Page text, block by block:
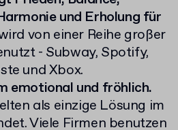
und Erholung für
von einer Reihe großer
- Subway, Spotify,
und Xbox.
emotional und fröhlich.
als einzige Lösung im
Viele Firmen benutzen